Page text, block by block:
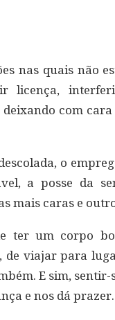
nas quais não
licença,
com
o
a posse da
mais caras e
ter um corpo
de viajar para
E sim,
e nos dá prazer.